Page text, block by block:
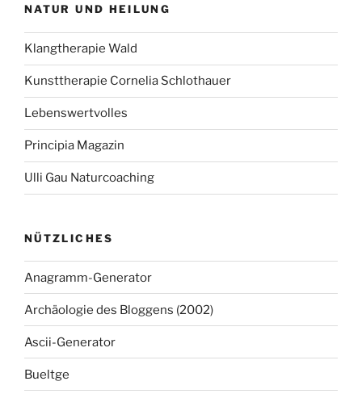
NATUR UND HEILUNG
Klangtherapie Wald
Kunsttherapie Cornelia Schlothauer
Lebenswertvolles
Principia Magazin
Ulli Gau Naturcoaching
NÜTZLICHES
Anagramm-Generator
Archäologie des Bloggens (2002)
Ascii-Generator
Bueltge